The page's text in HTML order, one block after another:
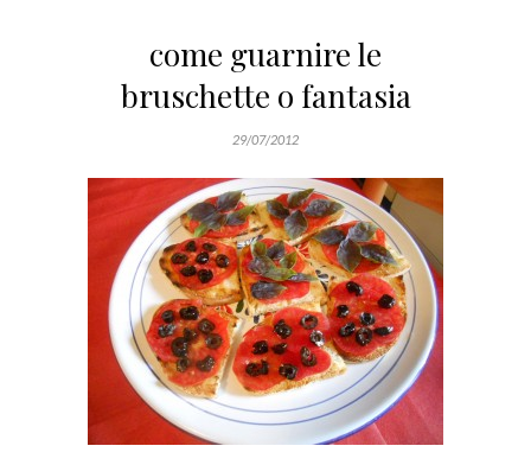
come guarnire le
bruschette o fantasia
29/07/2012